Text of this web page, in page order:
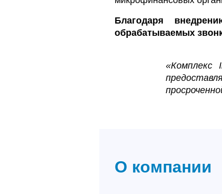
Благодаря
обрабатываемых
«Комплекс
О компании